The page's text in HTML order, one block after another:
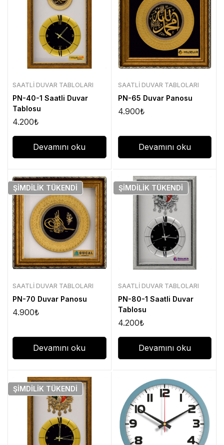
SAATLI DUVAR TABLOLARI
PN-40-1 Saatli Duvar
Tablosu
4.200₺
Devamını oku
SAATLI DUVAR TABLOLARI
PN-65 Duvar Panosu
4.900₺
Devamını oku
ŞIMDILIK TÜKENDI
SAATLI DUVAR TABLOLARI
PN-70 Duvar Panosu
4.900₺
Devamını oku
ŞIMDILIK TÜKENDI
SAATLI DUVAR TABLOLARI
PN-80-1 Saatli Duvar
Tablosu
4.200₺
Devamını oku
ŞIMDILIK TÜKENDI